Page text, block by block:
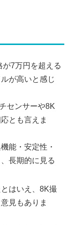
が7万円を超える
が高いと感じ
センサーや8K
とも言えま
能・安定性・
長期的に見る
とはいえ、8K撮
見もありま